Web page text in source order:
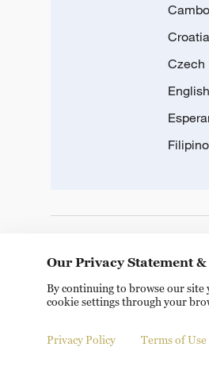
Czech
English
Filipino
Copyright © 2024 CGTN. 京
Our Privacy Statement
By continuing to browse our site
cookie settings through your
Privacy Policy Terms of Use